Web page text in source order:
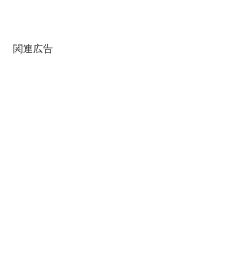
関連広告